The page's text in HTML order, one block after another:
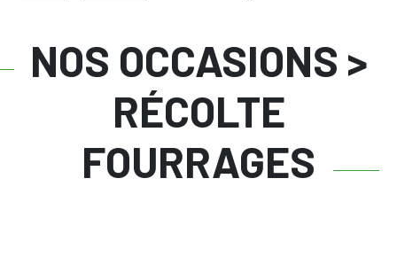
NOS OCCASIONS >
RÉCOLTE
FOURRAGES